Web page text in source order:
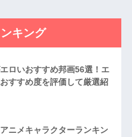
キング
ロいおすすめ邦画56選！エ
すすめ度を評価して厳選紹
ニメキャラクターランキン